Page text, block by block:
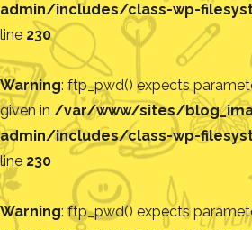
admin/includes/class-wp-
line 230
Warning: ftp_pwd() expects
given in /var/www/sites/
admin/includes/class-wp-
line 230
Warning: ftp_pwd() expects